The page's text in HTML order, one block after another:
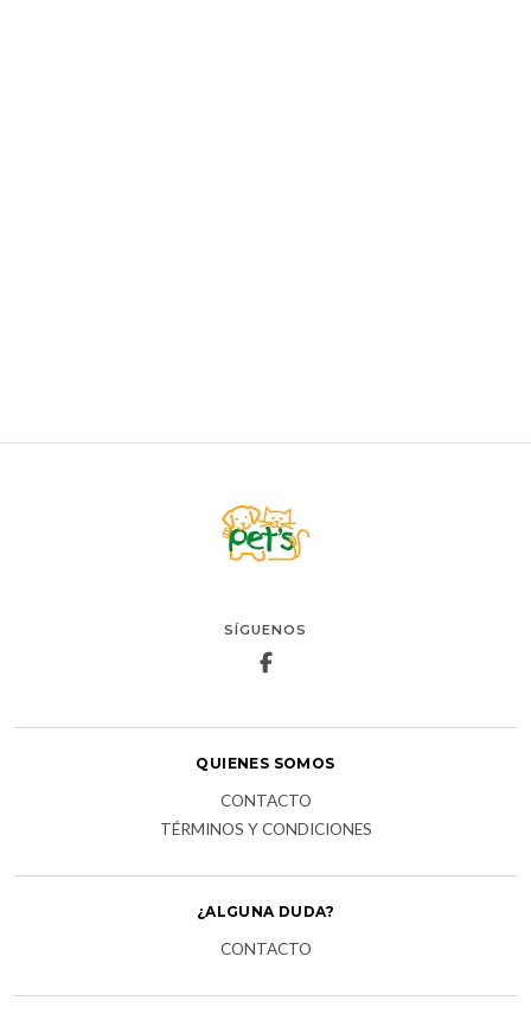
SÍGUENOS
QUIENES SOMOS
CONTACTO
TÉRMINOS Y CONDICIONES
¿ALGUNA DUDA?
CONTACTO